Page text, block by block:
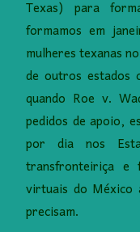
Texas) para
formamos em
mulheres texanas
de outros estados
quando Roe v.
pedidos de apoio,
por dia nos
transfronteiriça e
virtuais do México
precisam.